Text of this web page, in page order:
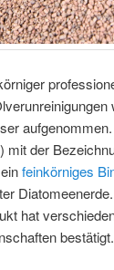
mit der
feinkörniges
hat
bestätigt.